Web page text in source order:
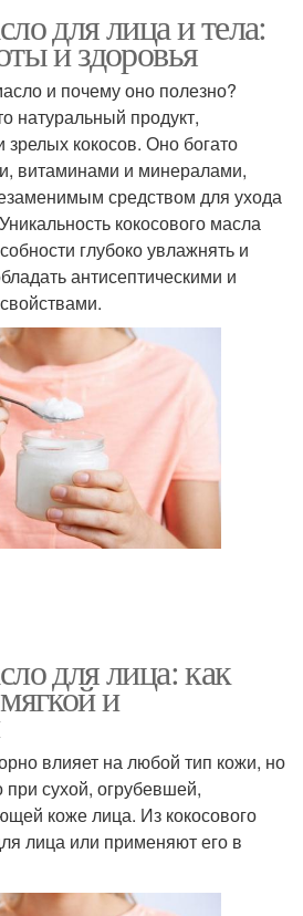
для лица и тела:
и здоровья
и почему оно полезно?
натуральный продукт,
кокосов. Оно богато
витаминами и минералами,
средством для ухода
кокосового масла
глубоко увлажнять и
антисептическими и
для лица: как
и
влияет на любой тип кожи, но
сухой, огрубевшей,
коже лица. Из кокосового
лица или применяют его в